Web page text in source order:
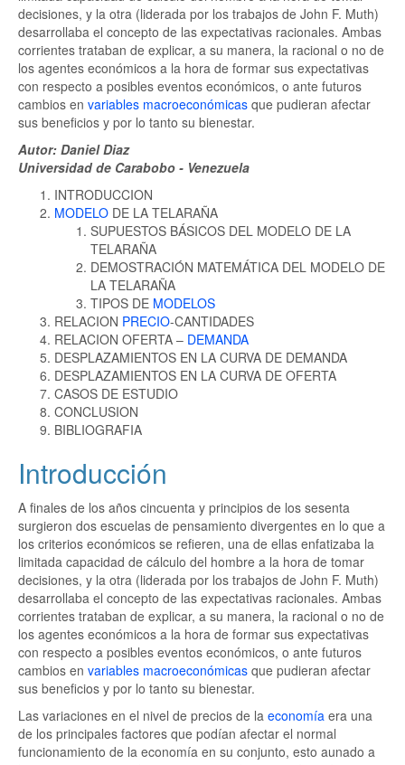
decisiones, y la otra (liderada por los trabajos de John F. Muth)
desarrollaba el concepto de las expectativas racionales. Ambas
corrientes trataban de explicar, a su manera, la racional o no de
los agentes económicos a la hora de formar sus expectativas
con respecto a posibles eventos económicos, o ante futuros
cambios en variables macroeconómicas que pudieran afectar
sus beneficios y por lo tanto su bienestar.
Autor: Daniel Diaz
Universidad de Carabobo - Venezuela
INTRODUCCION
MODELO DE LA TELARAÑA
SUPUESTOS BÁSICOS DEL MODELO DE LA
TELARAÑA
DEMOSTRACIÓN MATEMÁTICA DEL MODELO DE
LA TELARAÑA
TIPOS DE MODELOS
RELACION PRECIO-CANTIDADES
RELACION OFERTA – DEMANDA
DESPLAZAMIENTOS EN LA CURVA DE DEMANDA
DESPLAZAMIENTOS EN LA CURVA DE OFERTA
CASOS DE ESTUDIO
CONCLUSION
BIBLIOGRAFIA
Introducción
A finales de los años cincuenta y principios de los sesenta
surgieron dos escuelas de pensamiento divergentes en lo que a
los criterios económicos se refieren, una de ellas enfatizaba la
limitada capacidad de cálculo del hombre a la hora de tomar
decisiones, y la otra (liderada por los trabajos de John F. Muth)
desarrollaba el concepto de las expectativas racionales. Ambas
corrientes trataban de explicar, a su manera, la racional o no de
los agentes económicos a la hora de formar sus expectativas
con respecto a posibles eventos económicos, o ante futuros
cambios en variables macroeconómicas que pudieran afectar
sus beneficios y por lo tanto su bienestar.
Las variaciones en el nivel de precios de la economía era una
de los principales factores que podían afectar el normal
funcionamiento de la economía en su conjunto, esto aunado a